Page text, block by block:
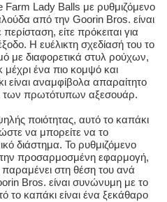
Lady Balls με ρυθμιζόμενο
από την Goorin Bros. είναι
είτε πρόκειται για
Η ευέλικτη σχεδίασή του το
με διαφορετικά στυλ ρούχων,
ένα πιο κομψό και
είναι αναμφίβολα απαραίτητο
των πρωτότυπων αξεσουάρ.
ποιότητας, αυτό το καπάκι
να μπορείτε να το
διάστημα. Το ρυθμιζόμενο
την προσαρμοσμένη εφαρμογή,
παραμένει στη θέση του ανά
Bros. είναι συνώνυμη με το
το καπάκι είναι ένα ξεκάθαρο